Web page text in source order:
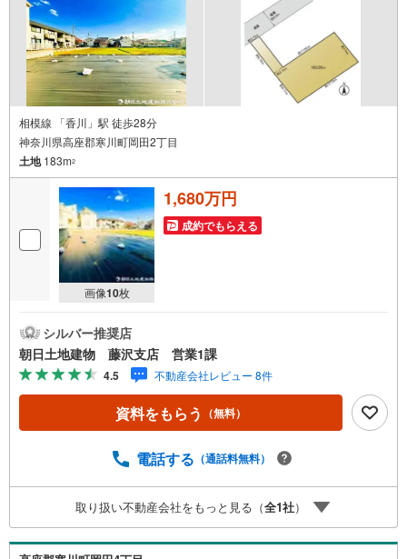
相模線 「香川」駅 徒歩28分
神奈川県高座郡寒川町岡田2丁目
土地183m2
画像10枚
1,680万円
成約でもらえる
シルバー推奨店
朝日土地建物 藤沢支店 営業1課
4.5 不動産会社レビュー 8件
資料をもらう （無料）
電話する （通話料無料）
取り扱い不動産会社をもっと見る（全1社）